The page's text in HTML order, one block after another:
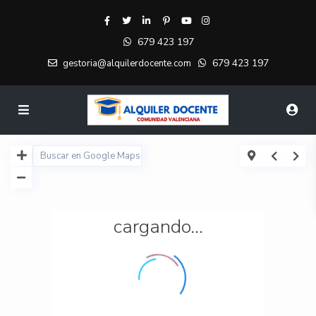
679 423 197
gestoria@alquilerdocente.com 679 423 197
cargando...